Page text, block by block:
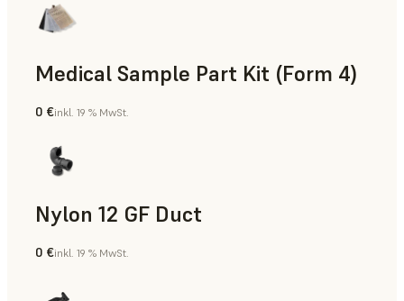
Medical Sample Part Kit (Form 4)
Medizin
0 €inkl. 19 % MwSt.
Nylon 12 GF Duct
SLS-Pulver
0 €inkl. 19 % MwSt.